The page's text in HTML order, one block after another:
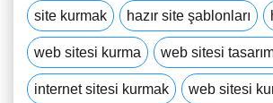
site kurmak hazır site şablonları
web sitesi kurma web sitesi
internet sitesi kurmak web sitesi